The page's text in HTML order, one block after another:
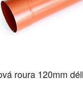
roura 120mm